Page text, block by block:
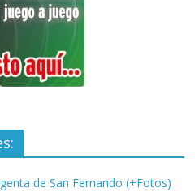
de San Fernando (+Fotos)